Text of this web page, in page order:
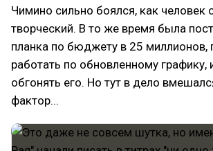
Чимино сильно боялся, как человек
творческий. В то же время была
планка по бюджету в 25 миллионов,
работать по обновленному графику,
обгонять его. Но тут в дело
фактор...